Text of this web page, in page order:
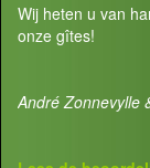
Wij heten u van
onze gîtes!
André Zonnevylle